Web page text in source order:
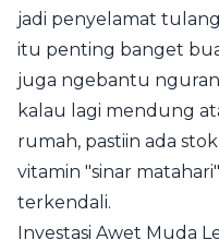
jadi penyelamat
itu penting banget
juga ngebantu
kalau lagi mendung
rumah, pastiin ada
vitamin "sinar
terkendali.
Investasi Awet Muda